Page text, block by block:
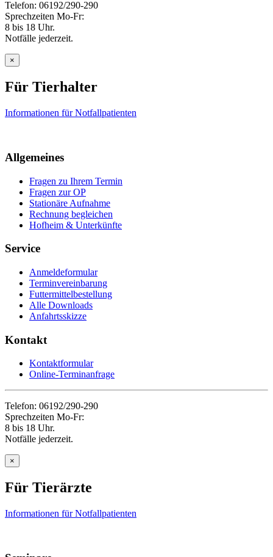
Telefon: 06192/290-290
Sprechzeiten Mo-Fr:
8 bis 18 Uhr.
Notfälle jederzeit.
×
Für Tierhalter
Informationen für Notfallpatienten
Allgemeines
Fragen zu Ihrem Termin
Fragen zur OP
Stationäre Aufnahme
Rechnung begleichen
Hofheim & Unterkünfte
Service
Anmeldeformular
Terminvereinbarung
Futtermittelbestellung
Alle Downloads
Anfahrtsskizze
Kontakt
Kontaktformular
Online-Terminanfrage
Telefon: 06192/290-290
Sprechzeiten Mo-Fr:
8 bis 18 Uhr.
Notfälle jederzeit.
×
Für Tierärzte
Informationen für Notfallpatienten